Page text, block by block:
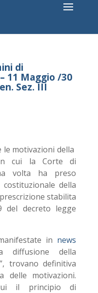
di
11 Maggio /30
Sez. III
motivazioni della
in cui la Corte di
volta ha preso
della
stabilita
del decreto legge
in news
diffusione della
trovano definitiva
delle motivazioni.
il principio di